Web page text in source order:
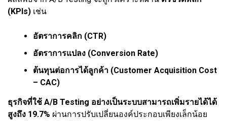
(KPIs) เช่น
อัตราการคลิก (CTR)
อัตราการแปลง (Conversion Rate)
ต้นทุนต่อการได้ลูกค้า (Customer Acquisition Cost
– CAC)
ธุรกิจที่ใช้ A/B Testing อย่างเป็นระบบสามารถเพิ่มรายได้ได้
สูงถึง 19.7% ผ่านการปรับเปลี่ยนองค์ประกอบเพียงเล็กน้อย